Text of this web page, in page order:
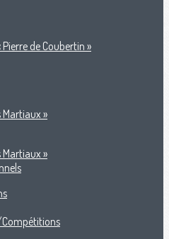
de Coubertin »
Martiaux »
Martiaux »